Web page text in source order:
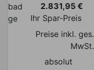
Preis
2.831,95 €
Ihr Spar-Preis
Preise inkl. ges.
MwSt.
absolut